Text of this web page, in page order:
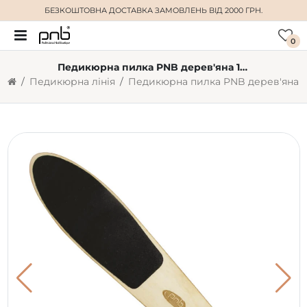
БЕЗКОШТОВНА ДОСТАВКА ЗАМОВЛЕНЬ ВІД 2000 ГРН.
0
Педикюрна пилка PNB дерев'яна 100/180
Педикюрна лінія